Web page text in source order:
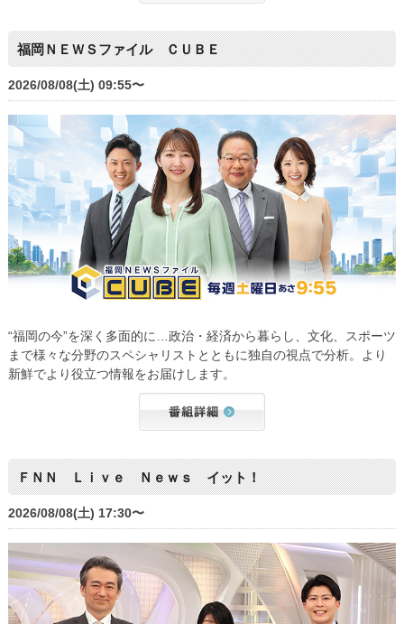
福岡ＮＥＷＳファイル ＣＵＢＥ
2026/08/08(土) 09:55〜
“福岡の今”を深く多面的に…政治・経済から暮らし、文化、スポーツ
まで様々な分野のスペシャリストとともに独自の視点で分析。より
新鮮でより役立つ情報をお届けします。
ＦＮＮ Ｌｉｖｅ Ｎｅｗｓ イット！
2026/08/08(土) 17:30〜